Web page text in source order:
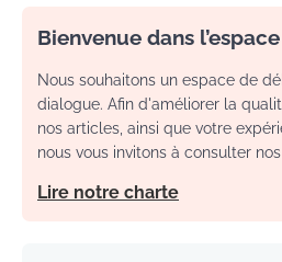
Bienvenue dans
Nous souhaitons un espace de
dialogue. Afin d'améliorer la
nos articles, ainsi que votre
nous vous invitons à consulter
Lire notre charte